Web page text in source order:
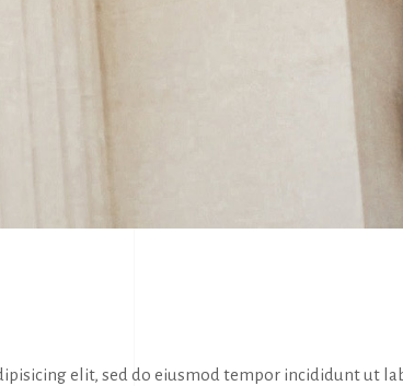
elit, sed do eiusmod tempor incididunt ut